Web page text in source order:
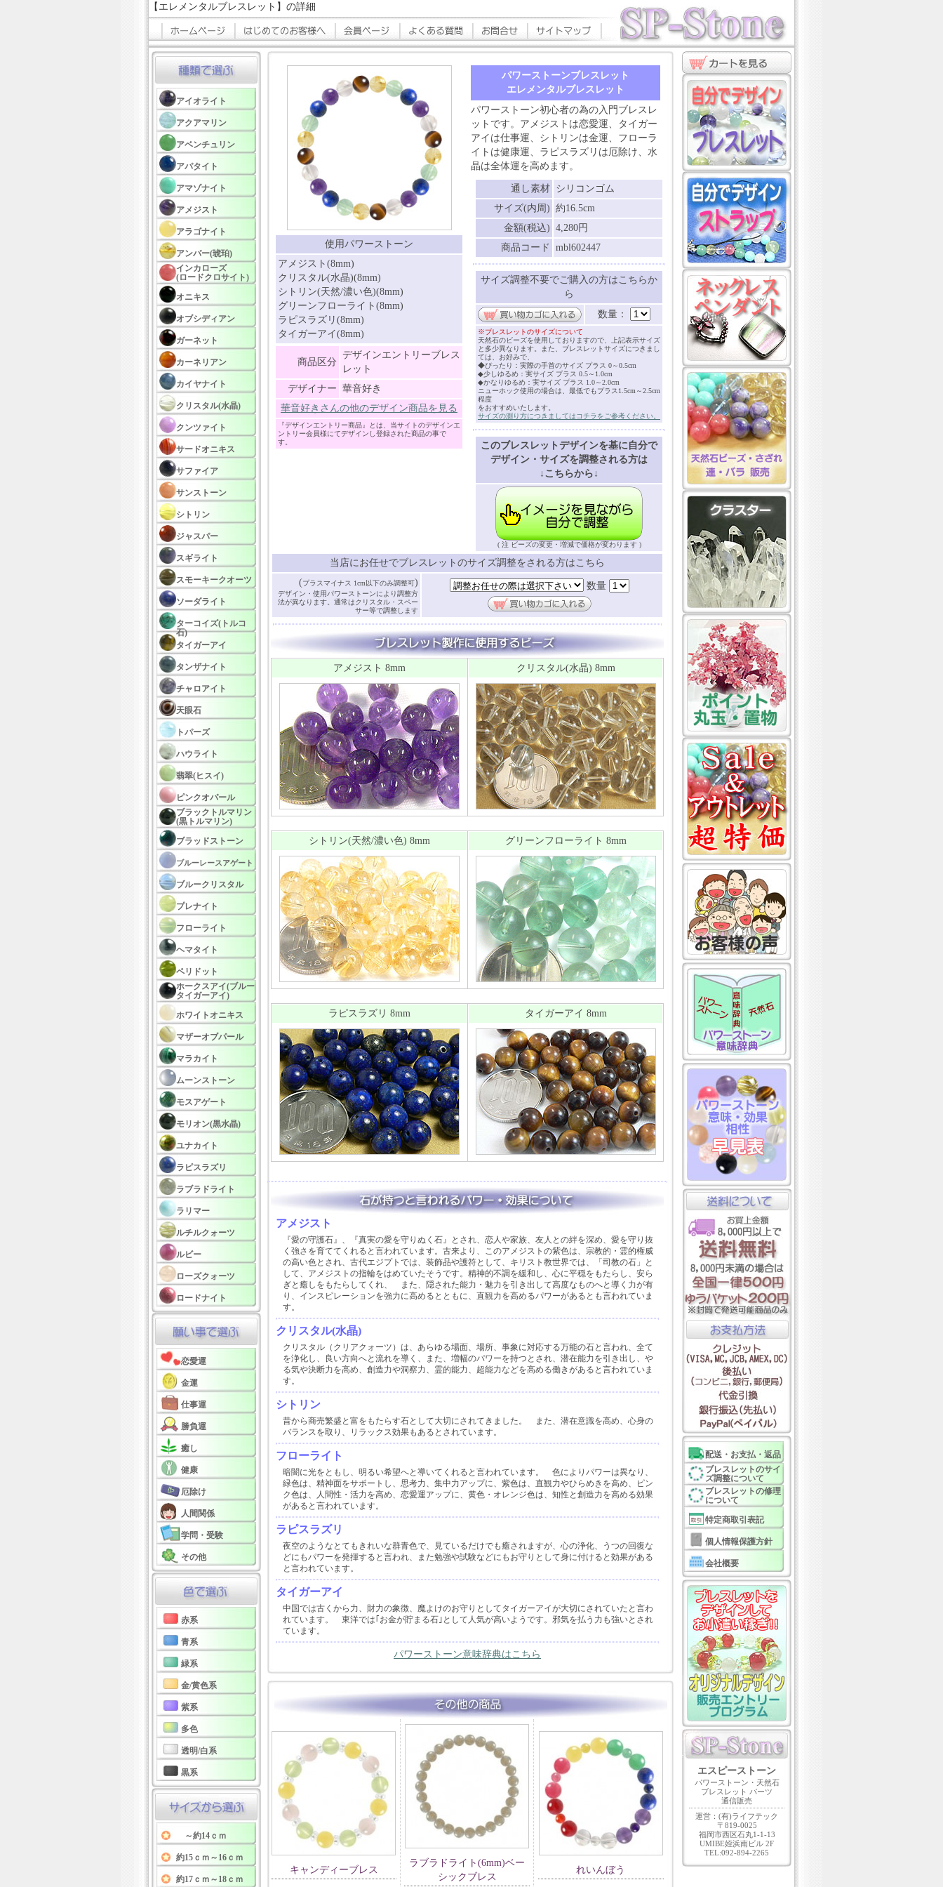
【エレメンタルブレスレット】の詳細
アイオライト
アクアマリン
アベンチュリン
アパタイト
アマゾナイト
アメジスト
アラゴナイト
アンバー(琥珀)
インカローズ
(ロードクロサイト)
オニキス
オブシディアン
ガーネット
カーネリアン
カイヤナイト
クリスタル(水晶)
クンツァイト
サードオニキス
サファイア
サンストーン
シトリン
ジャスパー
スギライト
スモーキークオーツ
ソーダライト
ターコイズ(トルコ
石)
タイガーアイ
タンザナイト
チャロアイト
天眼石
トパーズ
ハウライト
翡翠(ヒスイ)
ピンクオパール
ブラックトルマリン
(黒トルマリン)
ブラッドストーン
ブルーレースアゲート
ブルークリスタル
プレナイト
フローライト
ヘマタイト
ペリドット
ホークスアイ(ブルー
タイガーアイ)
ホワイトオニキス
マザーオブパール
マラカイト
ムーンストーン
モスアゲート
モリオン(黒水晶)
ユナカイト
ラピスラズリ
ラブラドライト
ラリマー
ルチルクォーツ
ルビー
ローズクォーツ
ロードナイト
恋愛運
金運
仕事運
勝負運
癒し
健康
厄除け
人間関係
学問・受験
その他
赤系
青系
緑系
金/黄色系
紫系
多色
透明/白系
黒系
～約14ｃｍ
約15ｃｍ～16ｃｍ
約17ｃｍ～18ｃｍ
使用パワーストーン
アメジスト(8mm)
クリスタル(水晶)(8mm)
シトリン(天然/濃い色)(8mm)
グリーンフローライト(8mm)
ラピスラズリ(8mm)
タイガーアイ(8mm)
商品区分
デザインエントリーブレス
レット
デザイナー 華音好き
華音好きさんの他のデザイン商品を見る
『デザインエントリー商品』とは、当サイトのデザインエ
ントリー会員様にてデザインし登録された商品の事で
す。
パワーストーンブレスレット
エレメンタルブレスレット
パワーストーン初心者の為の入門ブレスレ
ットです。アメジストは恋愛運、タイガー
アイは仕事運、シトリンは金運、フローラ
イトは健康運、ラピスラズリは厄除け、水
晶は全体運を高めます。
通し素材 シリコンゴム
サイズ(内周) 約16.5cm
金額(税込) 4,280円
商品コード
mbl602447
サイズ調整不要でご購入の方はこちらか
ら
数量：
※ブレスレットのサイズについて
天然石のビーズを使用しておりますので、上記表示サイズ
と多少異なります。また、ブレスレットサイズにつきまし
ては、お好みで、
◆ぴったり：実際の手首のサイズ プラス 0～0.5cm
◆少しゆるめ：実サイズ プラス 0.5～1.0cm
◆かなりゆるめ：実サイズ プラス 1.0～2.0cm
ニューホック使用の場合は、最低でもプラス1.5cm～2.5cm
程度
をおすすめいたします。
サイズの測り方につきましてはコチラをご参考ください。
このブレスレットデザインを基に自分で
デザイン・サイズを調整される方は
↓こちらから↓
( 注 ビーズの変更・増減で価格が変わります )
当店にお任せでブレスレットのサイズ調整をされる方はこちら
(プラスマイナス 1cm以下のみ調整可)
デザイン・使用パワーストーンにより調整方
法が異なります。通常はクリスタル・スペー
サー等で調整します
数量
アメジスト 8mm クリスタル(水晶) 8mm
シトリン(天然/濃い色) 8mm グリーンフローライト 8mm
ラピスラズリ 8mm タイガーアイ 8mm
アメジスト
『愛の守護石』、『真実の愛を守りぬく石』とされ、恋人や家族、友人との絆を深め、愛を守り抜
く強さを育ててくれると言われています。古来より、このアメジストの紫色は、宗教的・霊的権威
の高い色とされ、古代エジプトでは、装飾品や護符として、キリスト教世界では、「司教の石」と
して、アメジストの指輪をはめていたそうです。精神的不調を緩和し、心に平穏をもたらし、安ら
ぎと癒しをもたらしてくれ、 また、隠された能力・魅力を引き出して高度なものへと導く力が有
り、インスピレーションを強力に高めるとともに、直観力を高めるパワーがあるとも言われていま
す。
クリスタル(水晶)
クリスタル（クリアクォーツ）は、あらゆる場面、場所、事象に対応する万能の石と言われ、全て
を浄化し、良い方向へと流れを導く、また、増幅のパワーを持つとされ、潜在能力を引き出し、や
る気や決断力を高め、創造力や洞察力、霊的能力、超能力などを高める働きがあると言われていま
す。
シトリン
昔から商売繁盛と富をもたらす石として大切にされてきました。 また、潜在意識を高め、心身の
バランスを取り、リラックス効果もあるとされています。
フローライト
暗闇に光をともし、明るい希望へと導いてくれると言われています。 色によりパワーは異なり、
緑色は、精神面をサポートし、思考力、集中力アップに、紫色は、直観力やひらめきを高め、ピン
ク色は、人間性・活力を高め、恋愛運アップに、黄色・オレンジ色は、知性と創造力を高める効果
があると言われています。
ラピスラズリ
夜空のようなとてもきれいな群青色で、見ているだけでも癒されますが、心の浄化、うつの回復な
どにもパワーを発揮すると言われ、また勉強や試験などにもお守りとして身に付けると効果がある
と言われています。
タイガーアイ
中国では古くから力、財力の象徴、魔よけのお守りとしてタイガーアイが大切にされていたと言わ
れています。 東洋では｢お金が貯まる石｣として人気が高いようです。邪気を払う力も強いとされ
ています。
パワーストーン意味辞典はこちら
キャンディーブレス
ラブラドライト(6mm)ベー
シックブレス
れいんぼう
配送・お支払・返品
ブレスレットのサイ
ズ調整について
ブレスレットの修理
について
特定商取引表記
個人情報保護方針
会社概要
エスピーストーン
パワーストーン・天然石
ブレスレット パーツ
通信販売
運営：(有)ライフテック
〒819-0025
福岡市西区石丸1-1-13
UMIBE姪浜南ビル 2F
TEL:092-894-2265